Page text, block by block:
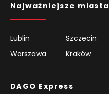
Najważniejsze miasta
Lublin
Szczecin
Warszawa
Kraków
DAGO Express